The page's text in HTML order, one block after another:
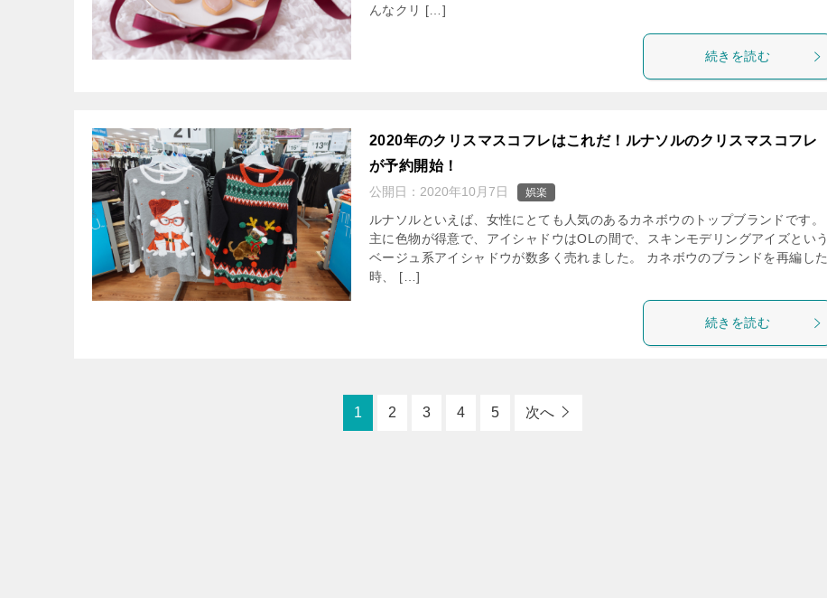
んなクリ […]
続きを読む
2020年のクリスマスコフレはこれだ！ルナソルのクリスマスコフレ
が予約開始！
公開日： 2020年10月7日 娯楽
ルナソルといえば、女性にとても人気のあるカネボウのトップブランドです。
主に色物が得意で、アイシャドウはOLの間で、スキンモデリングアイズという
ベージュ系アイシャドウが数多く売れました。 カネボウのブランドを再編した
時、 […]
続きを読む
1 2 3 4 5 次へ